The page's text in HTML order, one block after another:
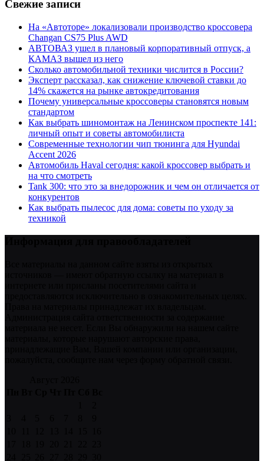
Свежие записи
На «Автоторе» локализовали производство кроссовера
Changan CS75 Plus AWD
АВТОВАЗ ушел в плановый корпоративный отпуск, а
КАМАЗ вышел из него
Сколько автомобильной техники числится в России?
Эксперт рассказал, как снижение ключевой ставки до
14% скажется на рынке автокредитования
Почему универсальные кроссоверы становятся новым
стандартом
Как выбрать шиномонтаж на Ленинском проспекте 141:
личный опыт и советы автомобилиста
Современные технологии чип тюнинга для Hyundai
Accent 2026
Автомобиль Haval сегодня: какой кроссовер выбрать и
на что смотреть
Tank 300: что это за внедорожник и чем он отличается от
конкурентов
Как выбрать пылесос для дома: советы по уходу за
техникой